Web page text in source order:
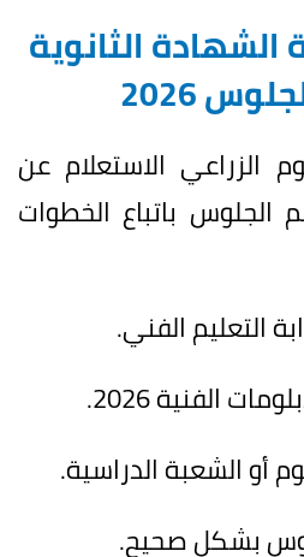
الشهادة الثانوية
2026
الزراعي الاستعلام عن
الجلوس باتباع الخطوات
التعليم الفني.
الفنية 2026.
أو الشعبة الدراسية.
بشكل صحيح.